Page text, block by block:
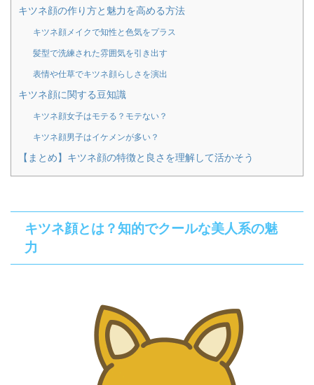
キツネ顔の作り方と魅力を高める方法
キツネ顔メイクで知性と色気をプラス
髪型で洗練された雰囲気を引き出す
表情や仕草でキツネ顔らしさを演出
キツネ顔に関する豆知識
キツネ顔女子はモテる？モテない？
キツネ顔男子はイケメンが多い？
【まとめ】キツネ顔の特徴と良さを理解して活かそう
キツネ顔とは？知的でクールな美人系の魅
力